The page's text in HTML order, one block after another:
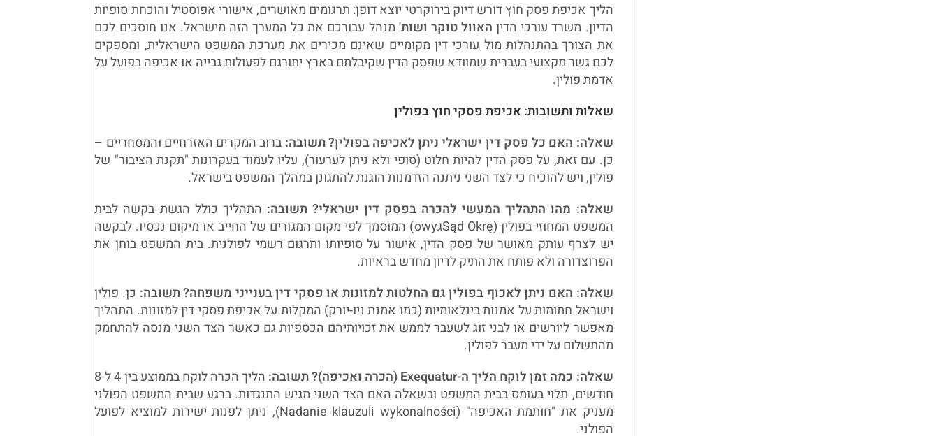
הליך אכיפת פסק חוץ דורש דיוק בירוקרטי יוצא דופן: תרגומים מאושרים, אישורי אפוסטיל והוכחת סופיות
הדיון. משרד עורכי הדין האוול טוקר ושות' מנהל עבורכם את כל המערך הזה מישראל. אנו חוסכים לכם
את הצורך בהתנהלות מול עורכי דין מקומיים שאינם מכירים את מערכת המשפט הישראלית, ומספקים
לכם גשר מקצועי בעברית שמוודא שפסק הדין שקיבלתם בארץ יתורגם לפעולות גבייה או אכיפה בפועל על
אדמת פולין.
שאלות ותשובות: אכיפת פסקי חוץ בפולין
שאלה: האם כל פסק דין ישראלי ניתן לאכיפה בפולין?תשובה: ברוב המקרים האזרחיים והמסחריים –
כן. עם זאת, על פסק הדין להיות חלוט (סופי ולא ניתן לערעור), עליו לעמוד בעקרונות "תקנת הציבור" של
פולין, ויש להוכיח כי לצד השני ניתנה הזדמנות הוגנת להתגונן במהלך המשפט בישראל.
שאלה: מהו התהליך המעשי להכרה בפסק דין ישראלי? תשובה: התהליך כולל הגשת בקשה לבית
המשפט המחוזי בפולין (Sąd Okręגowy) המוסמך לפי מקום המגורים של החייב או מיקום נכסיו. לבקשה
יש לצרף עותק מאושר של פסק הדין, אישור על סופיותו ותרגום רשמי לפולנית. בית המשפט בוחן את
הפרוצדורה ולא פותח את התיק לדיון מחדש בראיות.
שאלה: האם ניתן לאכוף בפולין גם החלטות למזונות או פסקי דין בענייני משפחה?תשובה: כן. פולין
וישראל חתומות על אמנות בינלאומיות (כמו אמנת ניו-יורק) המקלות על אכיפת פסקי דין למזונות. התהליך
מאפשר ליורשים או לבני זוג לשעבר לממש את זכויותיהם הכספיות גם כאשר הצד השני מנסה להתחמק
מהתשלום על ידי מעבר לפולין.
שאלה: כמה זמן לוקח הליך ה-Exequatur (הכרה ואכיפה)?
תשובה:
הליך הכרה לוקח בממוצע בין 4 ל-8
חודשים, תלוי בעומס בבית המשפט ובשאלה האם הצד השני מגיש התנגדות. ברגע שבית המשפט הפולני
מעניק את "חותמת האכיפה" (Nadanie klauzuli wykonalności), ניתן לפנות ישירות למוציא לפועל
הפולני.